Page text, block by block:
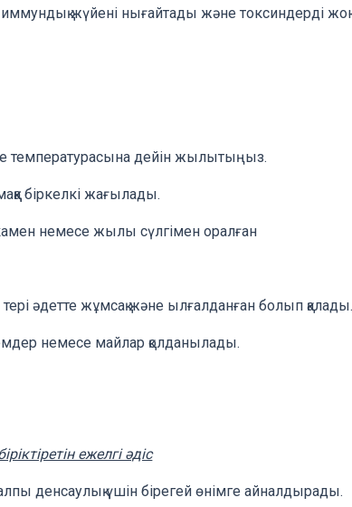
иммундық жүйені нығайтады және токсиндерді
температурасына дейін жылытыңыз.
біркелкі жағылады.
немесе жылы сүлгімен оралған
әдетте жұмсақ және ылғалданған болып қалады.
немесе майлар қолданылады.
ежелгі әдіс
денсаулық үшін бірегей өнімге айналдырады.